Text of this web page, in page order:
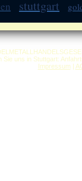
stuttgart
Sie uns in Stuttgart:
Impressum|